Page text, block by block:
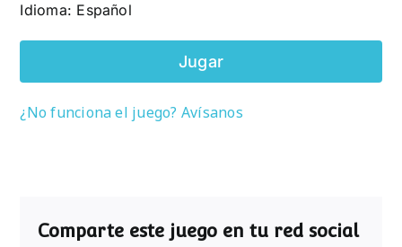
Idioma: Español
Jugar
¿No funciona el juego? Avísanos
Comparte este juego en tu red social